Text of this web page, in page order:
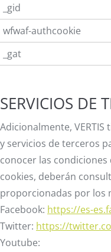
_gid
wfwaf-authcookie
_gat
SERVICIOS DE
Adicionalmente,
y servicios de terceros
conocer las
cookies, deberán
proporcionadas por los
Facebook: https://es-
Twitter: https://
Youtube: